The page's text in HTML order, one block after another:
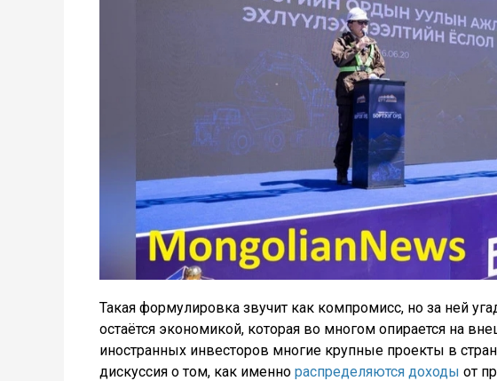
Такая формулировка звучит как компромисс, но за ней
остаётся экономикой, которая во многом опирается на
иностранных инвесторов многие крупные проекты в
дискуссия о том, как именно распределяются доходы от